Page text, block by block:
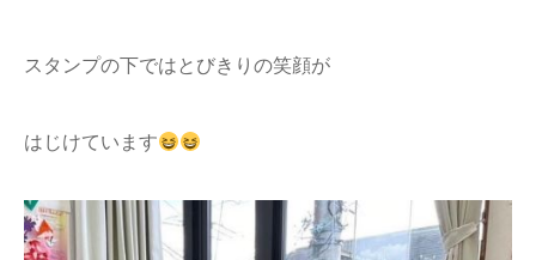
スタンプの下ではとびきりの笑顔が
はじけています